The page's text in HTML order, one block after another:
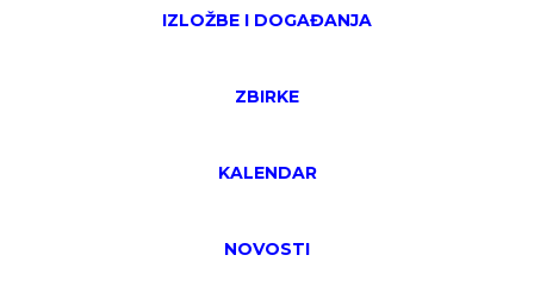
IZLOŽBE I DOGAĐANJA
ZBIRKE
KALENDAR
NOVOSTI